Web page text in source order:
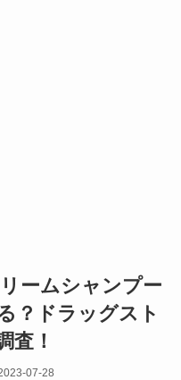
ームシャンプー
？ドラッグスト
査！
07-28